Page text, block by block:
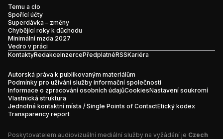
Temu a clo
Spořící účty
Superdávka – změny
Chybějící roky k důchodu
Minimální mzda 2027
Vedro v práci
KontaktyRedakceInzercePředplatnéRSSKariéra
Autorská práva k publikovaným materiálům
Podmínky pro užívání služby informační společnosti
Informace o zpracování osobních údajůCookiesNastavení soukromí
Vlastnická struktura
Jednotná kontaktní místa / Single Points of ContactEtický kodex
Transparency report
Poskytovatelem audiovizuální mediální služby na vyžádání je Czech